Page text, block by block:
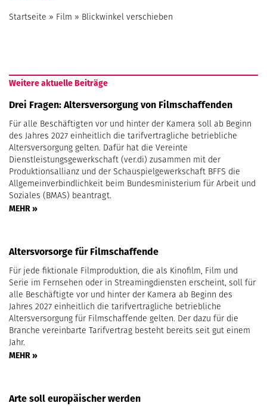
Startseite » Film » Blickwinkel verschieben
Weitere aktuelle Beiträge
Drei Fragen: Altersversorgung von Filmschaffenden
Für alle Beschäftigten vor und hinter der Kamera soll ab Beginn
des Jahres 2027 einheitlich die tarifvertragliche betriebliche
Altersversorgung gelten. Dafür hat die Vereinte
Dienstleistungsgewerkschaft (ver.di) zusammen mit der
Produktionsallianz und der Schauspielgewerkschaft BFFS die
Allgemeinverbindlichkeit beim Bundesministerium für Arbeit und
Soziales (BMAS) beantragt.
MEHR »
Altersvorsorge für Filmschaffende
Für jede fiktionale Filmproduktion, die als Kinofilm, Film und
Serie im Fernsehen oder in Streamingdiensten erscheint, soll für
alle Beschäftigte vor und hinter der Kamera ab Beginn des
Jahres 2027 einheitlich die tarifvertragliche betriebliche
Altersversorgung für Filmschaffende gelten. Der dazu für die
Branche vereinbarte Tarifvertrag besteht bereits seit gut einem
Jahr.
MEHR »
Arte soll europäischer werden